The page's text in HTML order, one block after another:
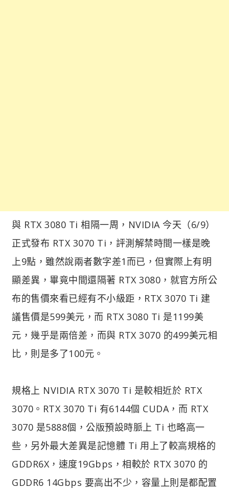
與 RTX 3080 Ti 相隔一周，NVIDIA 今天（6/9）
正式發布 RTX 3070 Ti，評測解禁時間一樣是晚
上9點，雖然說兩者數字差1而已，但實際上有明
顯差異，畢竟中間還隔著 RTX 3080，就官方所公
布的售價來看已經有不小級距，RTX 3070 Ti 建
議售價是599美元，而 RTX 3080 Ti 是1199美
元，幾乎是兩倍差，而與 RTX 3070 的499美元相
比，則是多了100元。
規格上 NVIDIA RTX 3070 Ti 是較相近於 RTX
3070。RTX 3070 Ti 有6144個 CUDA，而 RTX
3070 是5888個，公版預設時脈上 Ti 也略高一
些，另外最大差異是記憶體 Ti 用上了較高規格的
GDDR6X，速度19Gbps，相較於 RTX 3070 的
GDDR6 14Gbps 要高出不少，容量上則是都配置